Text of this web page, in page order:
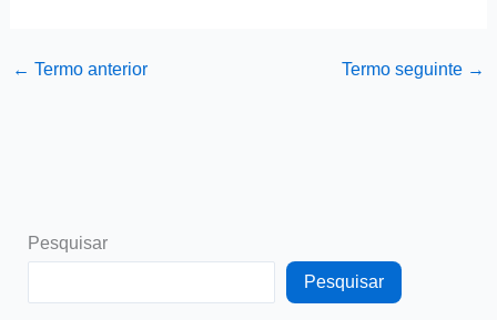
← Termo anterior Termo seguinte →
Pesquisar
Pesquisar